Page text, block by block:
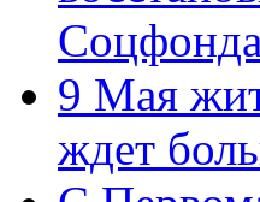
Соцфонда
9 Мая
ждет